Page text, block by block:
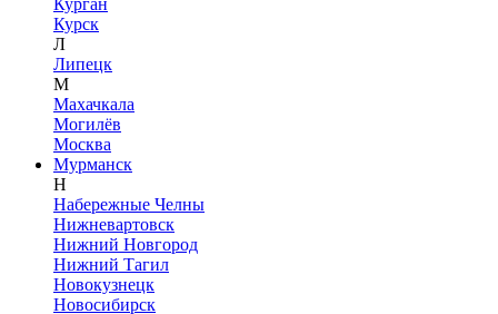
Курган
Курск
Л
Липецк
М
Махачкала
Могилёв
Москва
Мурманск
Н
Набережные Челны
Нижневартовск
Нижний Новгород
Нижний Тагил
Новокузнецк
Новосибирск